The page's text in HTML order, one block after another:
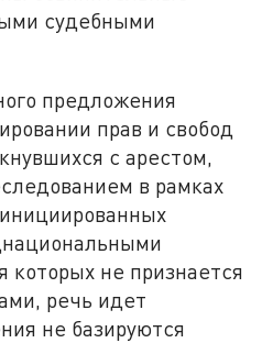
судебными
предложения
прав и свобод
с арестом,
в рамках
которых не признается
речь идет
не базируются